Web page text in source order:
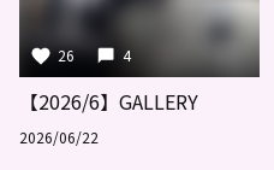
26 4
【2026/6】GALLERY
2026/06/22